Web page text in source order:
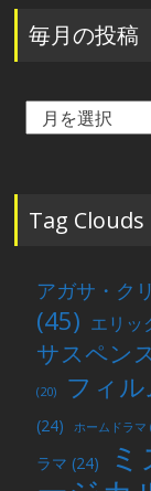
毎月の投稿
毎
稿
Tag Clouds
アガサ・ク
(45) エリッ
サスペン
(20) フィ
(24)
ホームドラマ
ラマ (24)